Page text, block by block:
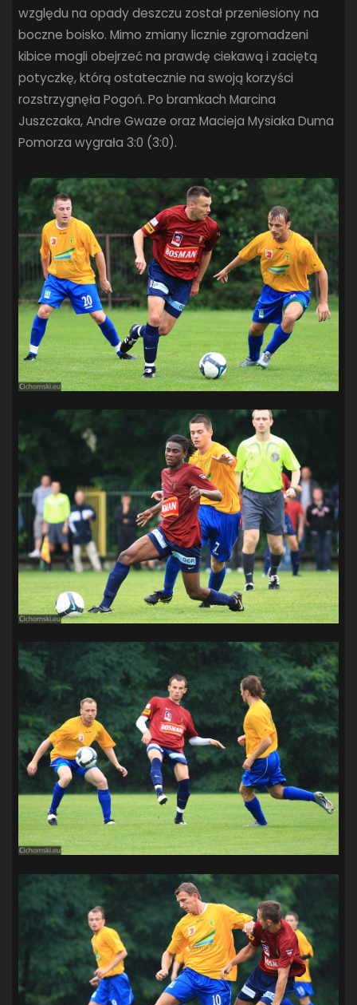
względu na opady deszczu został przeniesiony na
boczne boisko. Mimo zmiany licznie zgromadzeni
kibice mogli obejrzeć na prawdę ciekawą i zaciętą
potyczkę, którą ostatecznie na swoją korzyści
rozstrzygnęła Pogoń. Po bramkach Marcina
Juszczaka, Andre Gwaze oraz Macieja Mysiaka Duma
Pomorza wygrała 3:0 (3:0).
SANDRA SPA POGOŃ SZCZECIN(100) SIEDLECKA (63)
SPARING(110) SPR POGOŃ SZCZECIN (72)
SPÓJNIA STARGARD(35) STOCZNIA SZCZECIN(40)
SUPERLIGA KOBIET(58) SUPERLIGA MĘŻCZYZN (92)
TAURON LIGA KOBIET (106) TENIS(26) TREFL SOPOT (26)
WYGRANA(43) ŚLĄSK WROCŁAW
ŚWIT SKOLWIN(111)
STAT4U